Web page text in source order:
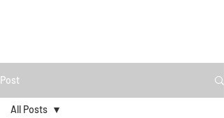
Post
All Posts